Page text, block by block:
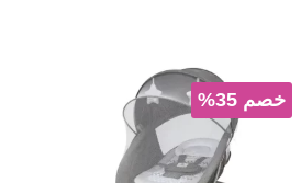
خصم 35%